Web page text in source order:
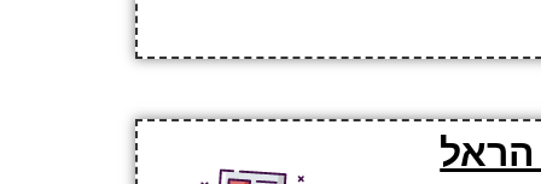
הראל